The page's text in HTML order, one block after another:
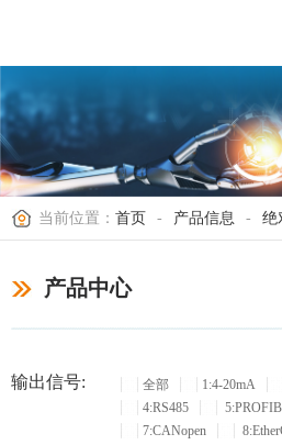
当前位置： 首页 - 产品信息 - 绝
产品中心
输出信号: 全部 1:4-20mA
4:RS485
7:CANopen